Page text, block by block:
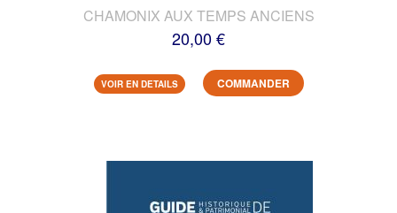
CHAMONIX AUX TEMPS ANCIENS
20,00 €
VOIR EN DETAILS COMMANDER